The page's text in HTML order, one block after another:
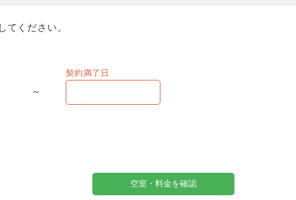
てください。
契約満了日
空室・料金を確認